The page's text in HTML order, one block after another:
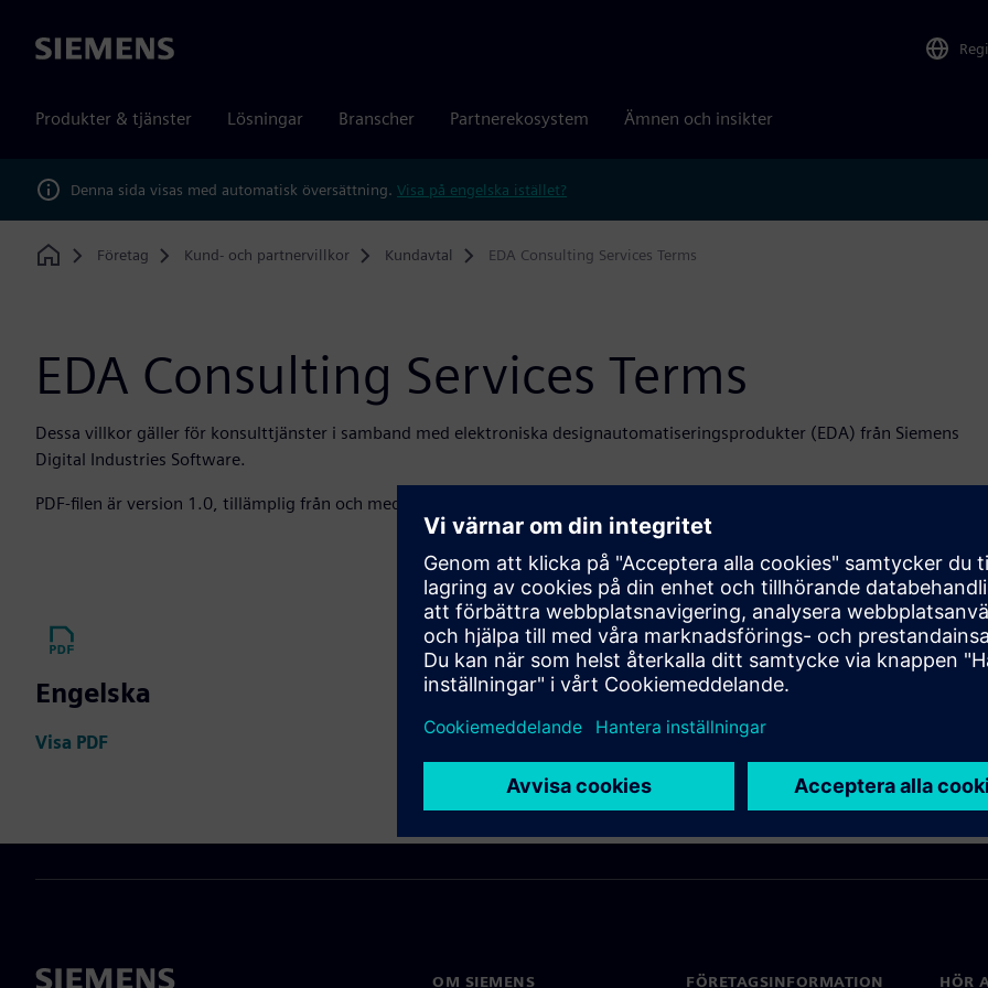
Siemens
Produkter & tjänster Lösningar Branscher Partnerekosystem Ämnen och insikter
Denna sida visas med automatisk översättning. Visa på engelska istället?
Home
Företag Kund- och partnervillkor Kundavtal EDA Consulting Services Terms
EDA Consulting Services Terms
Dessa villkor gäller för konsulttjänster i samband med elektroniska designautomatiseringsprodukter (EDA) från Siemens
Digital Industries Software.
PDF-filen är version 1.0, tillämplig från och med den 1 juni 2023. Du kan hitta tidigare och pensionerade versioner
Engelska
Visa PDF
OM SIEMENS FÖRETAGSINFORMATION HÖR